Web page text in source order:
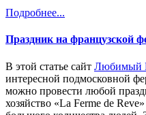
Подробнее...
Праздник на французской
В этой статье сайт Любимый
интересной подмосковной
можно провести любой
хозяйство «La Ferme de